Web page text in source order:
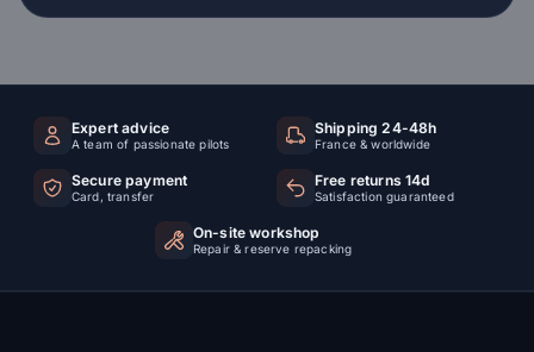
Expert advice
A team of passionate pilots
Shipping 24-48h
France & worldwide
Secure payment
Card, transfer
Free returns 14d
Satisfaction guaranteed
On-site workshop
Repair & reserve repacking